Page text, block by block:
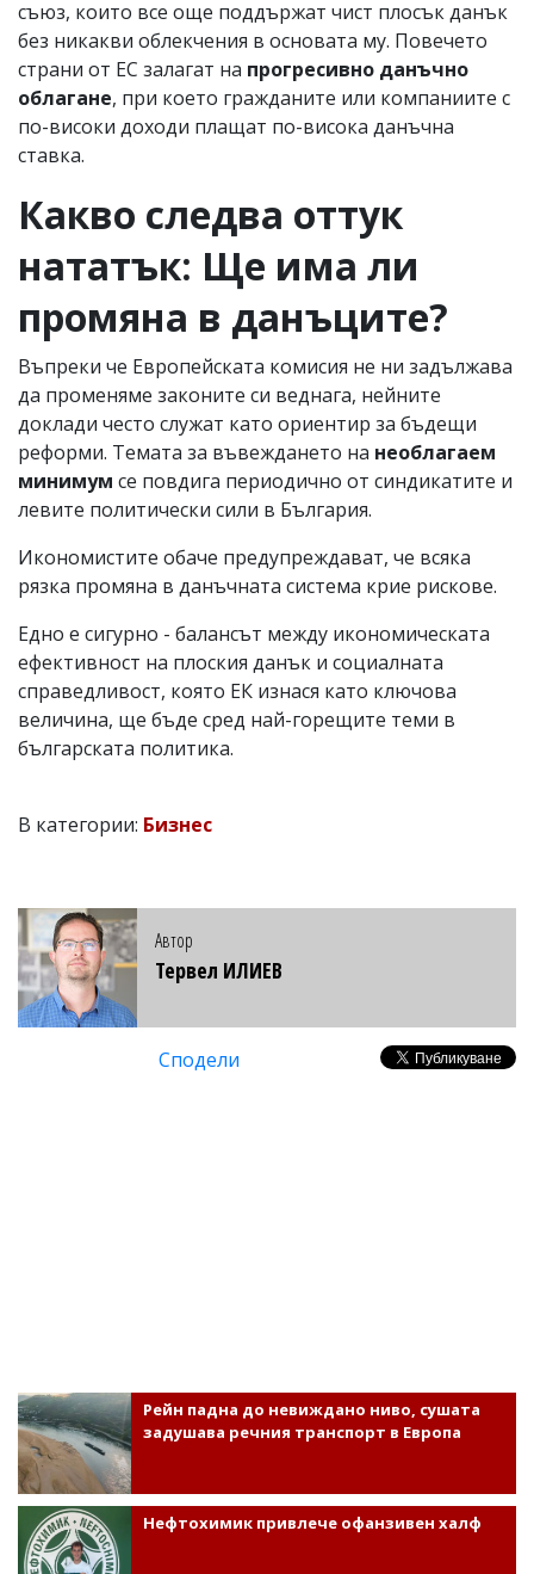
съюз, които все още поддържат чист плосък данък
без никакви облекчения в основата му. Повечето
страни от ЕС залагат на прогресивно данъчно
облагане, при което гражданите или компаниите с
по-високи доходи плащат по-висока данъчна
ставка.
Какво следва оттук
нататък: Ще има ли
промяна в данъците?
Въпреки че Европейската комисия не ни задължава
да променяме законите си веднага, нейните
доклади често служат като ориентир за бъдещи
реформи. Темата за въвеждането на необлагаем
минимум се повдига периодично от синдикатите и
левите политически сили в България.
Икономистите обаче предупреждават, че всяка
рязка промяна в данъчната система крие рискове.
Едно е сигурно - балансът между икономическата
ефективност на плоския данък и социалната
справедливост, която ЕК изнася като ключова
величина, ще бъде сред най-горещите теми в
българската политика.
В категории: Бизнес
Автор
Тервел ИЛИЕВ
Сподели
Рейн падна до невиждано ниво, сушата
задушава речния транспорт в Европа
Нефтохимик привлече офанзивен халф